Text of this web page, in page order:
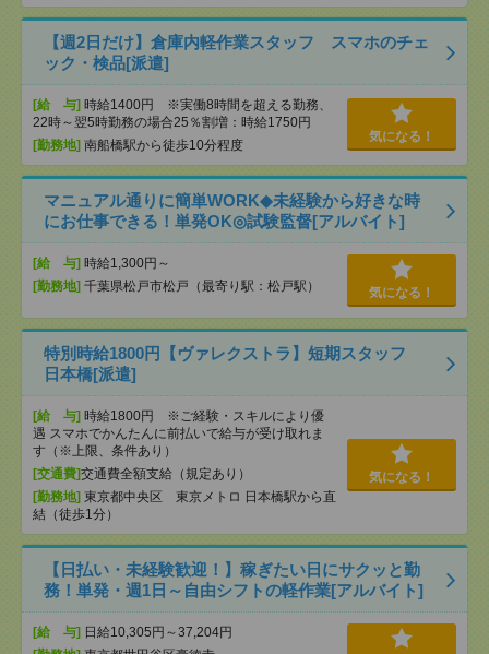
【週2日だけ】倉庫内軽作業スタッフ スマホのチェ
ック・検品[派遣]
[給 与] 時給1400円 ※実働8時間を超える勤務、
22時～翌5時勤務の場合25％割増：時給1750円
[勤務地] 南船橋駅から徒歩10分程度
気になる！
マニュアル通りに簡単WORK◆未経験から好きな時
にお仕事できる！単発OK◎試験監督[アルバイト]
[給 与] 時給1,300円～
[勤務地] 千葉県松戸市松戸（最寄り駅：松戸駅） 気になる！
特別時給1800円【ヴァレクストラ】短期スタッフ
日本橋[派遣]
[給 与] 時給1800円 ※ご経験・スキルにより優
遇 スマホでかんたんに前払いで給与が受け取れま
す（※上限、条件あり）
[交通費]交通費全額支給（規定あり）
[勤務地] 東京都中央区 東京メトロ 日本橋駅から直
結（徒歩1分）
気になる！
【日払い・未経験歓迎！】稼ぎたい日にサクッと勤
務！単発・週1日～自由シフトの軽作業[アルバイト]
[給 与] 日給10,305円～37,204円